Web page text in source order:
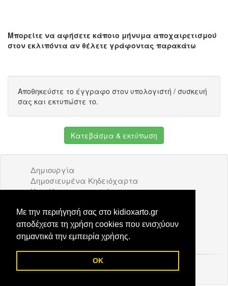
Με την περιήγησή σας στο kidioxarto.gr
αποδέχεστε τη χρήση cookies που ενισχύουν
σημαντικά την εμπειρία χρήσης.
OK
Μπορείτε να αφήσετε κάποιο μήνυμα αποχαιρετισμού
στον εκλιπόντα αν θέλετε γράφοντας παρακάτω
Αποθηκεύστε το έγγραφο στον υπολογιστή / συσκευή
σας και εκτυπώστε το.
Κατεβάσμα & εκτύπωση
Δημιουργία
Δημοσιευμένα Κηδειόχαρτα
Κατάλογος επιχειρήσεων
Διαφήμιση
Επικοινωνία
© 2026 Kidioxarto.gr /Επικοινωνία